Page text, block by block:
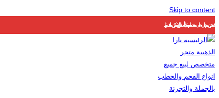
Skip to content
شحن مجاني على معظم منتجاتنا ..أسعارنا لا يمكن منافستها